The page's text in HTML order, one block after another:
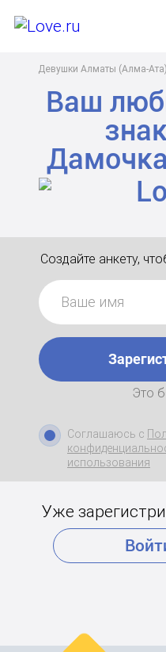
Девушки Алматы (Алма-Ата)
Ваш
Создайте анкету,
Это
Соглашаюсь с
использования
Уже